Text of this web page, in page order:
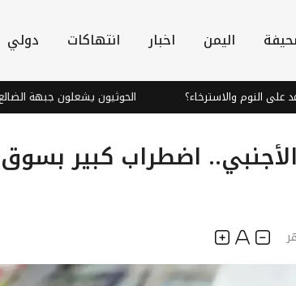
اليمن اخبار انتهاكات دولي
والاسترخاء؟ الحوثيون يشعلون جبهة الضالع
اضطراب كبير بسوق